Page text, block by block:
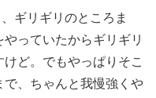
ギリギリのところま
っていたからギリギリ
ど。でもやっぱりそこ
、ちゃんと我慢強くや